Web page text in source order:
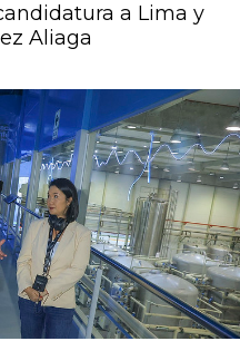
a Lima y
Aliaga